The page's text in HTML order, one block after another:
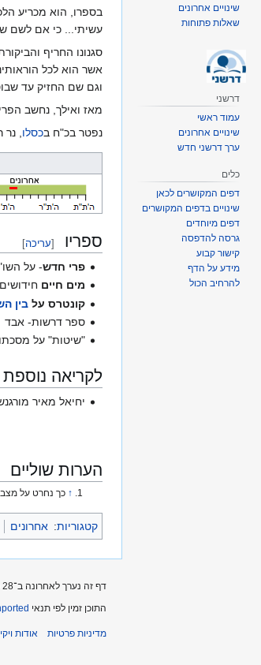
בספרו, הוא מכריע
עשיתי... כי אם לשם
סגנונו החריף
אשר הוא לכל
וגם שם החזיק עד
מאז ואילך, נחשב
נפטר בכ"ח בכסלו, נר
ספריו [עריכה]
פרי חדש- על
מים חיים
קונטרס עלבין
ספר דרשות- אבד
"שיטות" על
לקריאה נוספת
יחיאל מאיר
הערות שוליים
↑ כך נחרט על
קטגוריות: אחרונים
שינויים אחרונים
שאלות פתוחות
דרשני
עמוד ראשי
שינויים אחרונים
ערך דרשני חדש
כלים
דפים המקושרים לכאן
שינויים בדפים המקושרים
דפים מיוחדים
גרסה להדפסה
קישור קבוע
מידע על הדף
להרחיב הכול
דף זה נערך לאחרונה ב־28 ביוני 2020, בשעה 20:03.
התוכן זמין לפי תנאי
מדיניות פרטיות אודות